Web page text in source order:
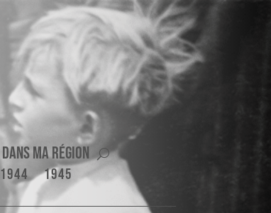
Dans ma région
1944 1945